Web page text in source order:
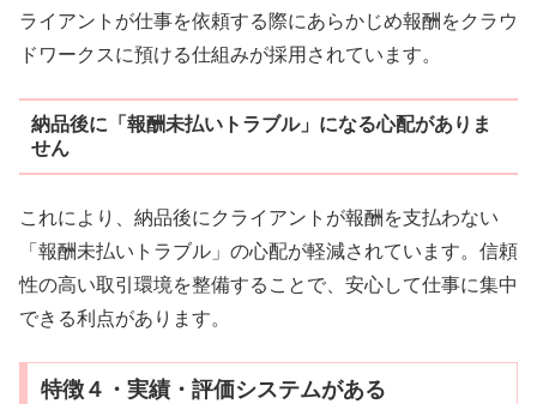
ライアントが仕事を依頼する際にあらかじめ報酬をクラウ
ドワークスに預ける仕組みが採用されています。
納品後に「報酬未払いトラブル」になる心配がありま
せん
これにより、納品後にクライアントが報酬を支払わない
「報酬未払いトラブル」の心配が軽減されています。信頼
性の高い取引環境を整備することで、安心して仕事に集中
できる利点があります。
特徴４・実績・評価システムがある